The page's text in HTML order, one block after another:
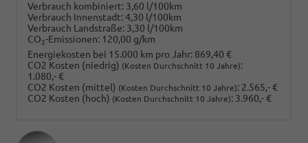
Verbrauch kombiniert: 3,60 l/100km
Verbrauch Innenstadt:4,30 l/100km
Verbrauch Landstraße: 3,30 l/100km
CO2-Emissionen: 120,00 g/km
Energiekosten bei 15.000 km pro Jahr: 869,40 €
CO2 Kosten (niedrig) (Kosten Durchschnitt 10 Jahre):
1.080,- €
CO2 Kosten (mittel) (Kosten Durchschnitt 10 Jahre): 2.565,- €
CO2 Kosten (hoch) (Kosten Durchschnitt 10 Jahre): 3.960,- €